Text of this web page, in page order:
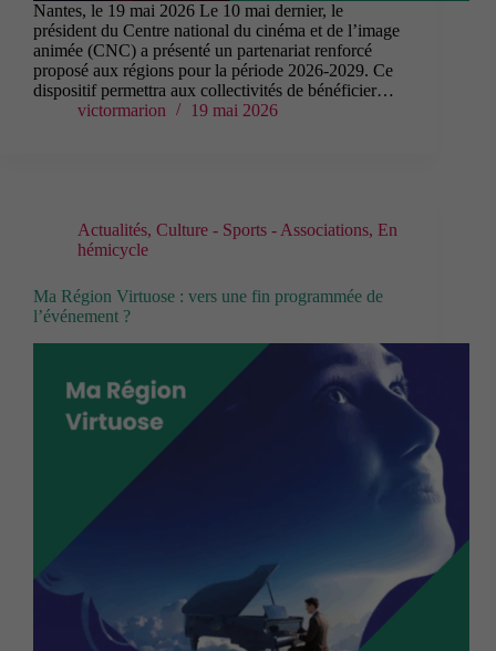
Nantes, le 19 mai 2026 Le 10 mai dernier, le
président du Centre national du cinéma et de l’image
animée (CNC) a présenté un partenariat renforcé
proposé aux régions pour la période 2026-2029. Ce
dispositif permettra aux collectivités de bénéficier…
victormarion
19 mai 2026
Actualités, Culture - Sports - Associations, En
hémicycle
Ma Région Virtuose : vers une fin programmée de
l’événement ?